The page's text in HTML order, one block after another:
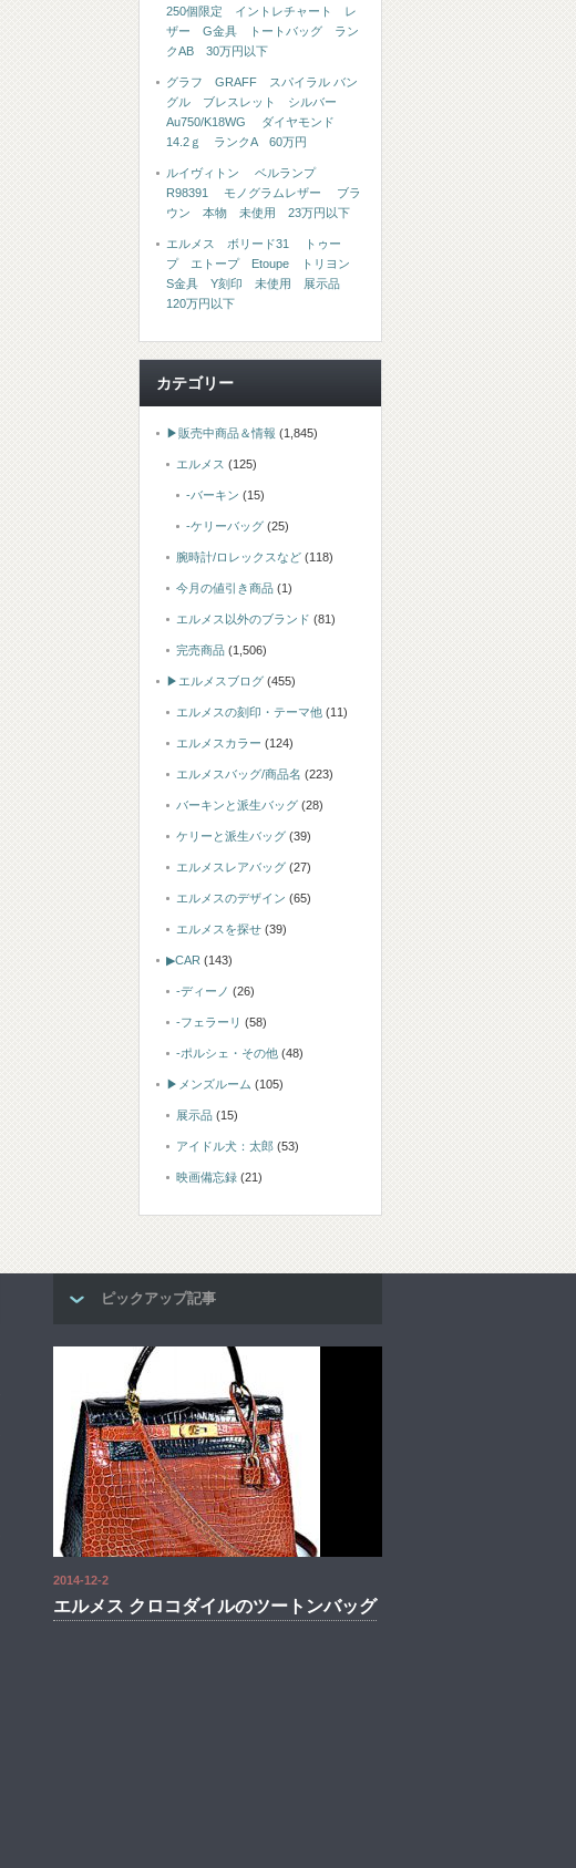
250個限定 イントレチャート レ
ザー G金具 トートバッグ ラン
クAB 30万円以下
グラフ GRAFF スパイラル バン
グル ブレスレット シルバー
Au750/K18WG ダイヤモンド
14.2ｇ ランクA 60万円
ルイヴィトン ベルランプ
R98391 モノグラムレザー ブラ
ウン 本物 未使用 23万円以下
エルメス ボリード31 トゥー
プ エトープ Etoupe トリヨン
S金具 Y刻印 未使用 展示品
120万円以下
カテゴリー
▶販売中商品＆情報 (1,845)
エルメス (125)
-バーキン (15)
-ケリーバッグ (25)
腕時計/ロレックスなど (118)
今月の値引き商品 (1)
エルメス以外のブランド (81)
完売商品 (1,506)
▶エルメスブログ (455)
エルメスの刻印・テーマ他 (11)
エルメスカラー (124)
エルメスバッグ/商品名 (223)
バーキンと派生バッグ (28)
ケリーと派生バッグ (39)
エルメスレアバッグ (27)
エルメスのデザイン (65)
エルメスを探せ (39)
▶CAR (143)
-ディーノ (26)
-フェラーリ (58)
-ポルシェ・その他 (48)
▶メンズルーム (105)
展示品 (15)
アイドル犬：太郎 (53)
映画備忘録 (21)
ピックアップ記事
2014-12-2
エルメス クロコダイルのツートンバッグ